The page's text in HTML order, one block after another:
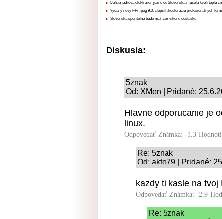
Ďalšia jadrová elektráreň južne od Slovenska musela kvôli teplu
Vydaný nový FFmpeg 9.0, zlepšil akceleráciu profesionálnych
Slovenská sporiteľňa bude mať cez víkend odstávku
Diskusia:
5znak
Od: XMen | Pridané:
Hlavne odporucanie je
linux.
Odpovedať Známka: -1.3
Re: 5znak
Od: akto79 | Pridané:
kazdy ti kasle na
Odpovedať Známka: -2.9
Re: 5znak